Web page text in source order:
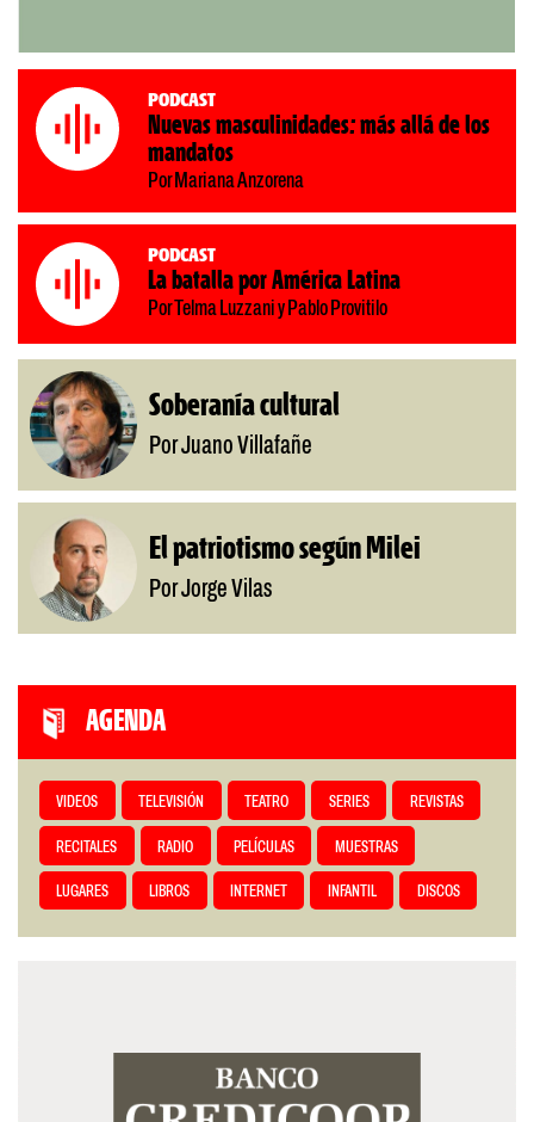
Podcast
Nuevas masculinidades: más allá de los
mandatos
Por Mariana Anzorena
Podcast
La batalla por América Latina
Por Telma Luzzani y Pablo Provitilo
Soberanía cultural
Por Juano Villafañe
El patriotismo según Milei
Por Jorge Vilas
AGENDA
VIDEOS TELEVISIÓN TEATRO SERIES REVISTAS
RECITALES RADIO PELÍCULAS MUESTRAS
LUGARES LIBROS INTERNET INFANTIL DISCOS